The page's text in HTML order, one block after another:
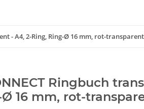
- A4, 2-Ring, Ring-Ø 16 mm, rot-transparent
Ringbuch
16 mm, rot-